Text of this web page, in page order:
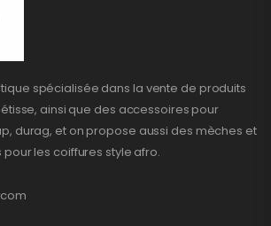
spécialisée dans la vente de produits
ainsi que des accessoires pour
durag, et on propose aussi des mèches et
les coiffures style afro.